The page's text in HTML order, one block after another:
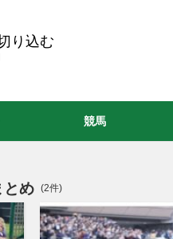
り込む
とめ (2件)
競馬